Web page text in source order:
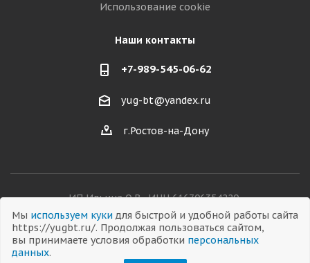
Использование cookie
Наши контакты
+7-989-545-06-62
yug-bt@yandex.ru
г.Ростов-на-Дону
ИП Ильина О.В., ИНН 616706354220,
ОГРНИП 326619600038282
© 2026 Все права защищены
Мы используем куки для быстрой и удобной работы сайта
https://yugbt.ru/. Продолжая пользоваться сайтом,
вы принимаете условия обработки персональных
данных.